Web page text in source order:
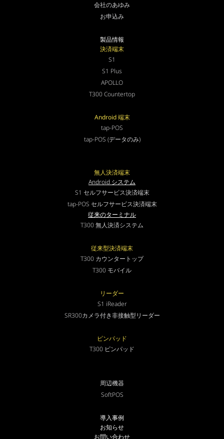
会社のあゆみ
お申込み
製品情報
決済端末
S1
S1 Plus
APOLLO
T300 Countertop
Android 端末
tap-POS
tap-POS (データのみ)
無人決済端末
Android システム
S1 セルフサービス決済端末
tap-POS セルフサービス決済端末
従来のターミナル
T300 無人決済システム
従来型決済端末
T300 カウンタートップ
T300 モバイル
リーダー
S1 iReader
SR300カメラ付き非接触型リーダー
ピンパッド
T300 ピンパッド
周辺機器
SoftPOS
導入事例
お知らせ
お問い合わせ